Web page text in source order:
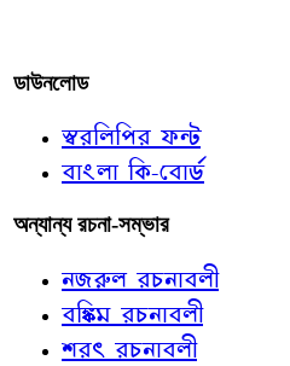
ডাউনলোড
স্বরলিপির ফন্ট
বাংলা কি-বোর্ড
অন্যান্য রচনা-সম্ভার
নজরুল রচনাবলী
বঙ্কিম রচনাবলী
শরৎ রচনাবলী